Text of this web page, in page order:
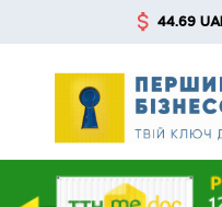
44.69 UAH ↓ -